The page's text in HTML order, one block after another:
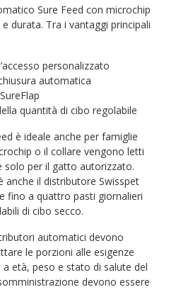
Sure Feed con microchip
durata. Tra i vantaggi principali
personalizzato
automatica
quantità di cibo regolabile
è ideale anche per famiglie
o il collare vengono letti
solo per il gatto autorizzato.
anche il distributore Swisspet
fino a quattro pasti giornalieri
di cibo secco.
automatici devono
le porzioni alle esigenze
a età, peso e stato di salute del
devono essere